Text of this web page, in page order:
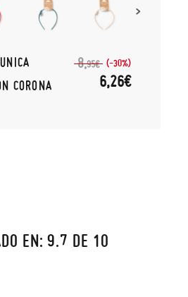
UNICA
CORONA
8,95€ (-30%)
6,26€
EN: 9.7 DE 10